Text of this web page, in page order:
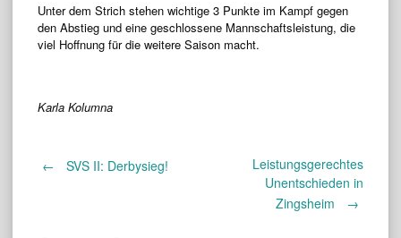
Unter dem Strich stehen wichtige 3 Punkte im Kampf gegen
den Abstieg und eine geschlossene Mannschaftsleistung, die
viel Hoffnung für die weitere Saison macht.
Karla Kolumna
Post
navigation
← SVS II: Derbysieg!
Leistungsgerechtes
Unentschieden in
Zingsheim
→